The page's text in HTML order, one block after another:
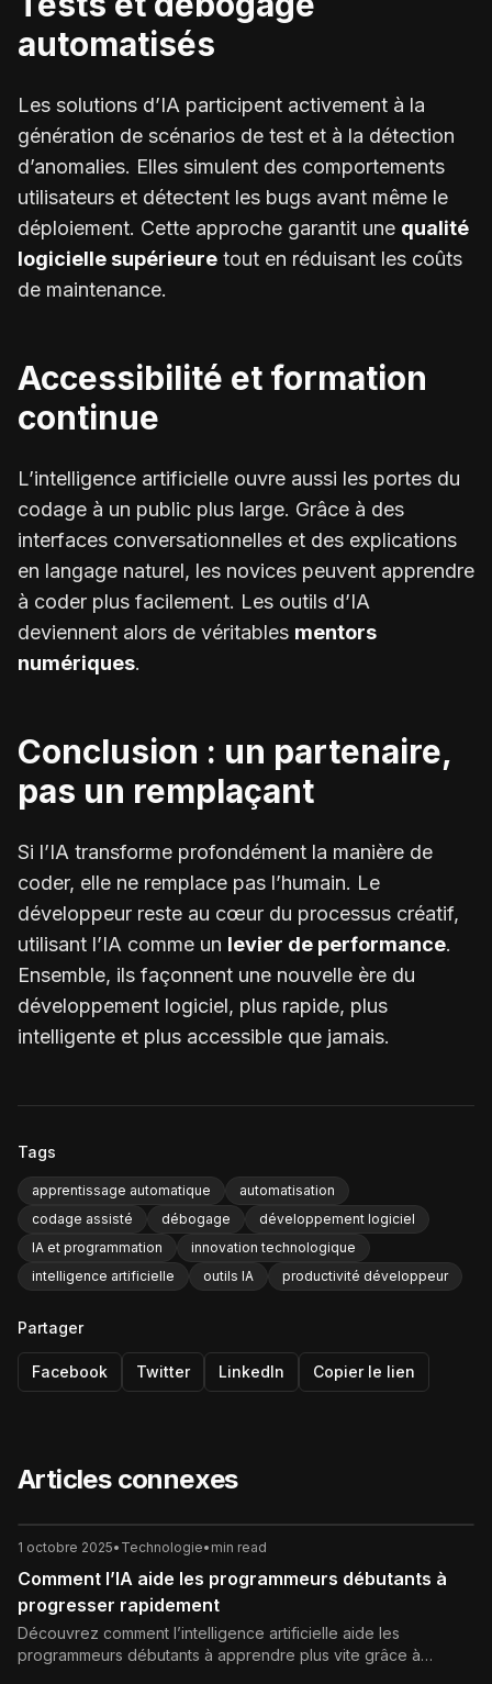
automatisés
Les solutions d’IA participent activement à la
génération de scénarios de test et à la détection
d’anomalies. Elles simulent des comportements
utilisateurs et détectent les bugs avant même le
déploiement. Cette approche garantit une qualité
logicielle supérieure tout en réduisant les coûts
de maintenance.
Accessibilité et formation
continue
L’intelligence artificielle ouvre aussi les portes du
codage à un public plus large. Grâce à des
interfaces conversationnelles et des explications
en langage naturel, les novices peuvent apprendre
à coder plus facilement. Les outils d’IA
deviennent alors de véritables mentors
numériques.
Conclusion : un partenaire,
pas un remplaçant
Si l’IA transforme profondément la manière de
coder, elle ne remplace pas l’humain. Le
développeur reste au cœur du processus créatif,
utilisant l’IA comme un levier de performance.
Ensemble, ils façonnent une nouvelle ère du
développement logiciel, plus rapide, plus
intelligente et plus accessible que jamais.
Tags
apprentissage automatique
automatisation
codage assisté
débogage
développement logiciel
IA et programmation
innovation technologique
intelligence artificielle
outils IA productivité développeur
Partager
Facebook Twitter LinkedIn Copier le lien
Articles connexes
1 octobre 2025• Technologie• min read
Comment l’IA aide les programmeurs débutants à
progresser rapidement
Découvrez comment l’intelligence artificielle aide les
programmeurs débutants à apprendre plus vite grâce à